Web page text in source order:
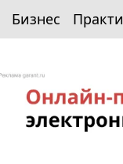
Бизнес